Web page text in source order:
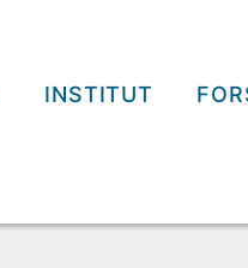
INSTITUT